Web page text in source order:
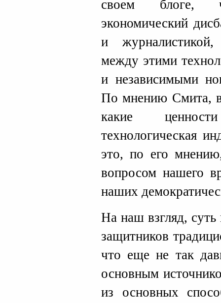
своем блоге,
экономический
и журналистикой,
между этими
и независимыми
По мнению Смита,
какие
технологическая
это, по его
вопросом нашего
наших
На наш взгляд, суть
защитников
что еще не так
основным
из основных